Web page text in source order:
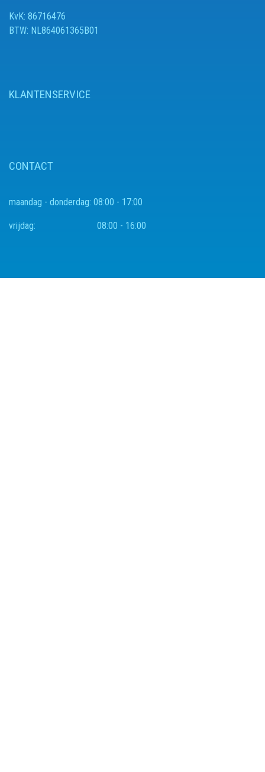
KvK: 86716476
BTW: NL864061365B01
KLANTENSERVICE
CONTACT
maandag - donderdag: 08:00 - 17:00
vrijdag: 08:00 - 16:00